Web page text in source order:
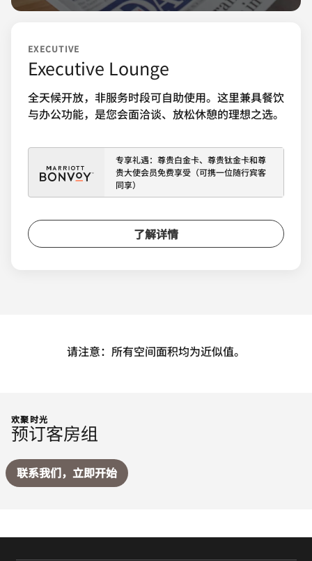
EXECUTIVE
Executive Lounge
全天候开放，非服务时段可自助使用。这里兼具餐饮
与办公功能，是您会面洽谈、放松休憩的理想之选。
专享礼遇：尊贵白金卡、尊贵钛金卡和尊
贵大使会员免费享受（可携一位随行宾客
同享）
了解详情
请注意：所有空间面积均为近似值。
欢聚时光
预订客房组
联系我们，立即开始